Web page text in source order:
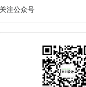
注公众号